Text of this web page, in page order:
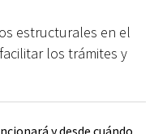
estructurales en el
los trámites y